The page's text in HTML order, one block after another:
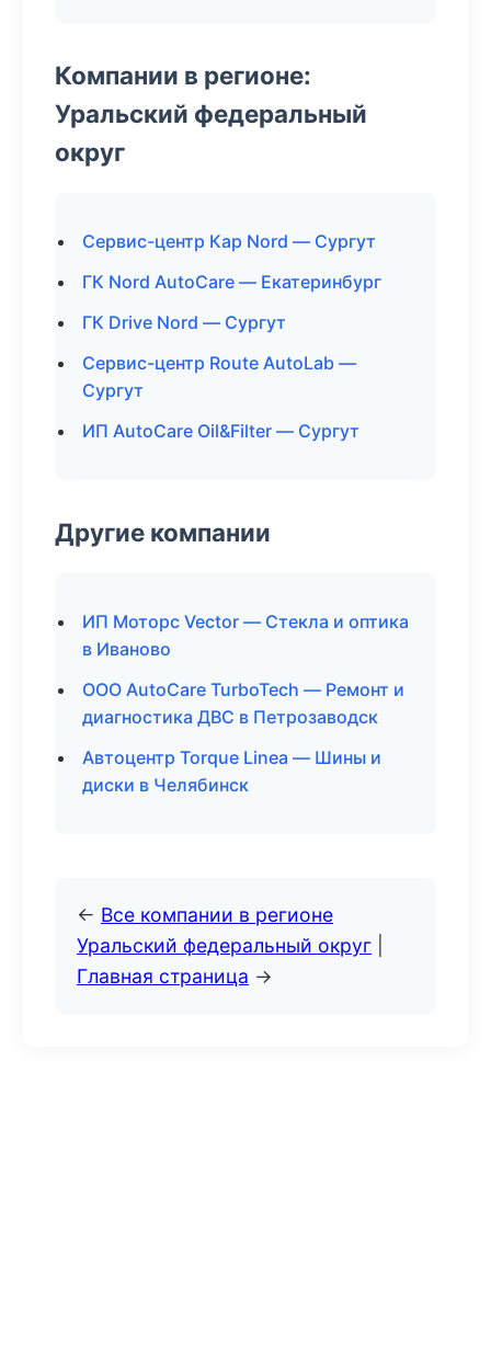
Компании в регионе:
Уральский федеральный
округ
Сервис-центр Кар Nord — Сургут
ГК Nord AutoCare — Екатеринбург
ГК Drive Nord — Сургут
Сервис-центр Route AutoLab —
Сургут
ИП AutoCare Oil&Filter — Сургут
Другие компании
ИП Моторс Vector — Стекла и оптика
в Иваново
ООО AutoCare TurboTech — Ремонт и
диагностика ДВС в Петрозаводск
Автоцентр Torque Linea — Шины и
диски в Челябинск
← Все компании в регионе
Уральский федеральный округ
Главная страница →